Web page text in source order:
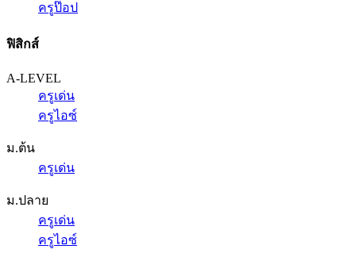
ครูป๊อป
ฟิสิกส์
A-LEVEL
ครูเด่น
ครูไอซ์
ม.ต้น
ครูเด่น
ม.ปลาย
ครูเด่น
ครูไอซ์